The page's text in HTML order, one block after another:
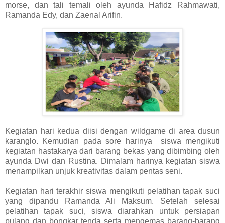
morse, dan tali temali oleh ayunda Hafidz Rahmawati,
Ramanda Edy, dan Zaenal Arifin.
Kegiatan hari kedua diisi dengan wildgame di area dusun
karanglo. Kemudian pada sore harinya siswa mengikuti
kegiatan hastakarya dari barang bekas yang dibimbing oleh
ayunda Dwi dan Rustina. Dimalam harinya kegiatan siswa
menampilkan unjuk kreativitas dalam pentas seni.
Kegiatan hari terakhir siswa mengikuti pelatihan tapak suci
yang dipandu Ramanda Ali Maksum. Setelah selesai
pelatihan tapak suci, siswa diarahkan untuk persiapan
pulang dan bongkar tenda serta mengemas barang-barang